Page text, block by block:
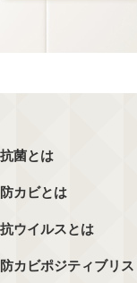
抗菌とは
防カビとは
抗ウイルスとは
防カビポジティブリス